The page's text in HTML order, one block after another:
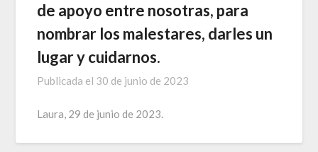
de apoyo entre nosotras, para
nombrar los malestares, darles un
lugar y cuidarnos.
Publicada el 30 de junio de 2023
Laura, 29 de junio de 2023.